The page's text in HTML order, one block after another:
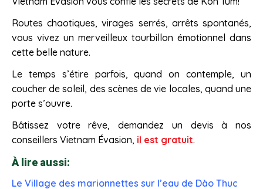
Routes chaotiques, virages serrés, arrêts spontanés,
vous vivez un merveilleux tourbillon émotionnel dans
cette belle nature.
Le temps s’étire parfois, quand on contemple, un
coucher de soleil, des scènes de vie locales, quand une
porte s’ouvre.
Bâtissez votre rêve, demandez un devis à nos
conseillers Vietnam Évasion, il est gratuit.
À lire aussi:
Le Village des marionnettes sur l’eau de Dào Thuc